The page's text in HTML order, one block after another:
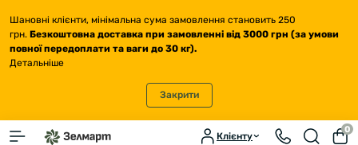
Шановні клієнти, мінімальна сума замовлення становить 250
грн. Безкоштовна доставка при замовленні від 3000 грн (за умови
повної передоплати та ваги до 30 кг).
Детальніше
Закрити
Клієнту
0